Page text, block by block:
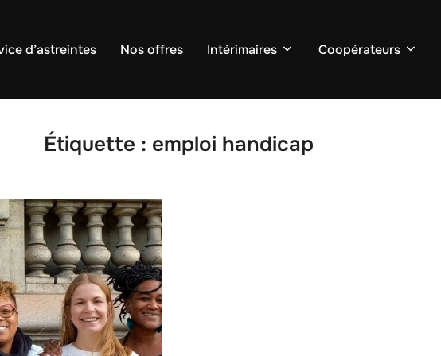
d’astreintes Nos offres Intérimaires Coopérateurs
Étiquette : emploi handicap